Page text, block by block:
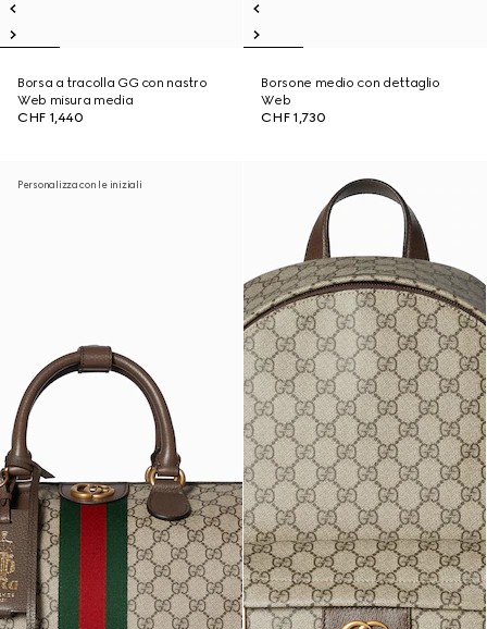
Borsa a tracolla GG con nastro
Web misura media
CHF 1,440
Borsone medio con dettaglio
Web
CHF 1,730
Personalizza con le iniziali